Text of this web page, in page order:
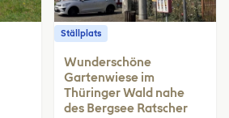
Ställplats
Wunderschöne
Gartenwiese im
Thüringer Wald nahe
des Bergsee Ratscher